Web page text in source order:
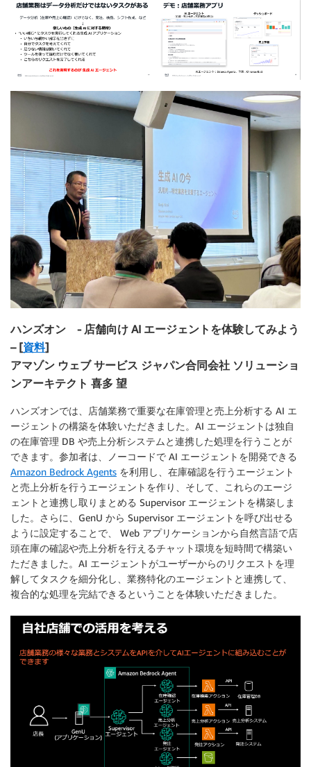
ハンズオン - 店舗向け AI エージェントを体験してみよう
– [資料]
アマゾン ウェブ サービス ジャパン合同会社 ソリューショ
ンアーキテクト 喜多 望
ハンズオンでは、店舗業務で重要な在庫管理と売上分析する AI エ
ージェントの構築を体験いただきました。AI エージェントは独自
の在庫管理 DB や売上分析システムと連携した処理を行うことが
できます。参加者は、ノーコードで AI エージェントを開発できる
Amazon Bedrock Agents を利用し、在庫確認を行うエージェント
と売上分析を行うエージェントを作り、そして、これらのエージ
ェントと連携し取りまとめる Supervisor エージェントを構築しま
した。さらに、GenU から Supervisor エージェントを呼び出せる
ように設定することで、 Web アプリケーションから自然言語で店
頭在庫の確認や売上分析を行えるチャット環境を短時間で構築い
ただきました。AI エージェントがユーザーからのリクエストを理
解してタスクを細分化し、業務特化のエージェントと連携して、
複合的な処理を完結できるということを体験いただきました。